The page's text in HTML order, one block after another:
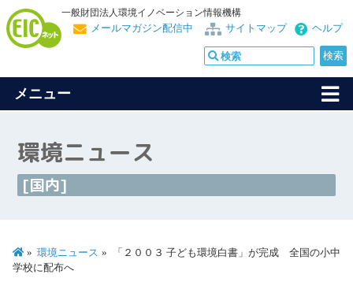
一般財団法人環境イノベーション情報機構
ヘルプ
サイトマップ
メールマガジン配信中
メニュー
環境ニュース
[国内]
環境ニュース
「２００３ 子ども環境白書」が完成 全国の小中
学校に配布へ